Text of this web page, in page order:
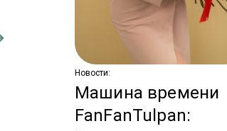
Новости:
Машина времени
FanFanTulpan: